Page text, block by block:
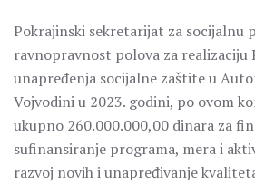
Pokrajinski sekretarijat za socijalnu
ravnopravnost polova za realizaciju
unapređenja socijalne zaštite u
Vojvodini u 2023. godini, po ovom
ukupno 260.000.000,00 dinara za
sufinansiranje programa, mera i
razvoj novih i unapređivanje